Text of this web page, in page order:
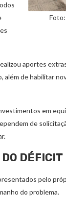
aportes
além de habilitar
em
de
DÉFICIT
pelo
do problema.